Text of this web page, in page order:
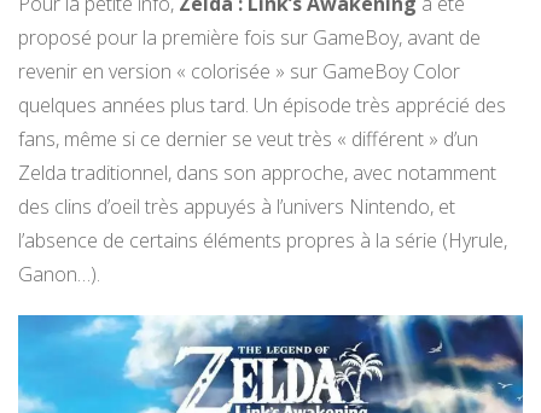
proposé pour la première fois sur GameBoy, avant de
revenir en version « colorisée » sur GameBoy Color
quelques années plus tard. Un épisode très apprécié des
fans, même si ce dernier se veut très « différent » d’un
Zelda traditionnel, dans son approche, avec notamment
des clins d’oeil très appuyés à l’univers Nintendo, et
l’absence de certains éléments propres à la série (Hyrule,
Ganon…).